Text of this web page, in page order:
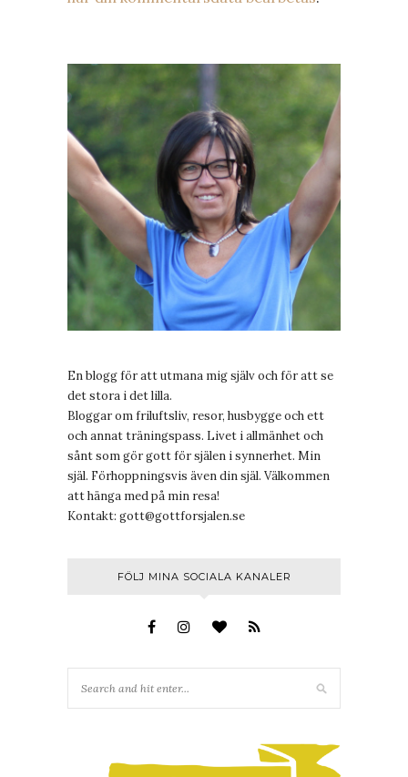
En blogg för att utmana mig själv och för att se
det stora i det lilla.
Bloggar om friluftsliv, resor, husbygge och ett
och annat träningspass. Livet i allmänhet och
sånt som gör gott för själen i synnerhet. Min
själ. Förhoppningsvis även din själ. Välkommen
att hänga med på min resa!
Kontakt: gott@gottforsjalen.se
FÖLJ MINA SOCIALA KANALER